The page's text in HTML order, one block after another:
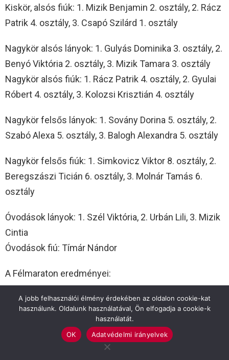
Kiskör, alsós fiúk: 1. Mizik Benjamin 2. osztály, 2. Rácz
Patrik 4. osztály, 3. Csapó Szilárd 1. osztály
Nagykör alsós lányok: 1. Gulyás Dominika 3. osztály, 2.
Benyó Viktória 2. osztály, 3. Mizik Tamara 3. osztály
Nagykör alsós fiúk: 1. Rácz Patrik 4. osztály, 2. Gyulai
Róbert 4. osztály, 3. Kolozsi Krisztián 4. osztály
Nagykör felsős lányok: 1. Sovány Dorina 5. osztály, 2.
Szabó Alexa 5. osztály, 3. Balogh Alexandra 5. osztály
Nagykör felsős fiúk: 1. Simkovicz Viktor 8. osztály, 2.
Beregszászi Ticián 6. osztály, 3. Molnár Tamás 6.
osztály
Óvodások lányok: 1. Szél Viktória, 2. Urbán Lili, 3. Mizik
Cintia
Óvodások fiú: Tímár Nándor
A Félmaraton eredményei:
Férfiak: 1. Juhász Krisztián, 2. Szilágyi István, 3. Kiss
Zoltán
Nők: 1. Beinschroth Bernadett, 2. Gulyásné Dékán
Klára, 3. Bodonyi Gabriella
A jobb felhasználói élmény érdekében az oldalon cookie-kat
használunk. Oldalunk használatával, Ön elfogadja a cookie-k
használatát.
OK
Adatvédelmi irányelvek